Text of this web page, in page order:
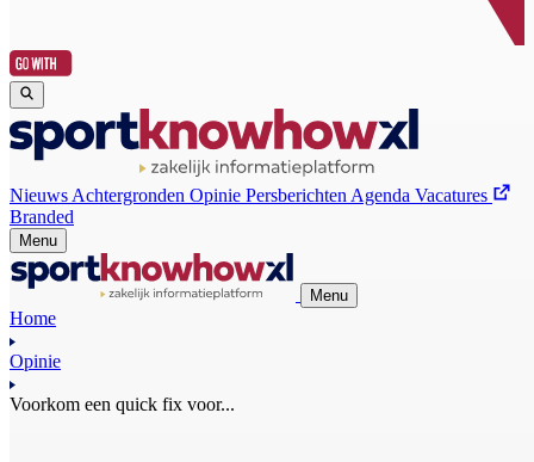
Nieuws Achtergronden Opinie Persberichten Agenda Vacatures
Branded
Menu
Menu
Home
Opinie
Voorkom een quick fix voor...